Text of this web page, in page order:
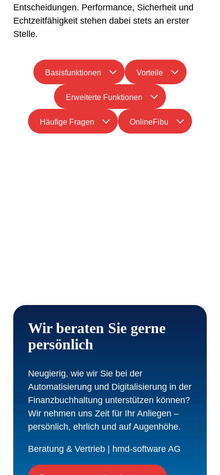
Entscheidungen. Performance, Sicherheit und
Echtzeitfähigkeit stehen dabei stets an erster
Stelle.
Basisfunktionen Vorteile
Erweiterte Funktionen
Häufige Fragen OnlineFibu
Wir beraten Sie gerne
persönlich
Neugierig, wie wir Sie bei der
Automatisierung und Digitalisierung in der
Finanzbuchhaltung unterstützen können?
Wir nehmen uns Zeit für Ihr Anliegen –
persönlich, ehrlich und auf Augenhöhe.
Beratung & Vertrieb | hmd-software AG